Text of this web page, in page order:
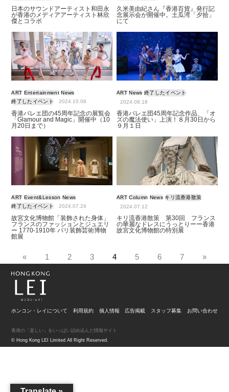
日本のサウンドアーティスト和田永
が香港のメディアアーティスト林欣
傑とコラボ
久米美由紀さん『香港百貨』発行記
念展示会が開催中。土瓜湾「夕拾」
にて
ART Entertainment News
終了したイベント
2024.10.06
香港バレエ団の45周年記念の展覧会
「Glamour and Magic」開催中（10
月20日まで）
ART News 終了したイベント
2024.08.18
香港バレエ団45周年記念作品、「オ
ズの魔法使い」上演！８月30日から
９月１日
ART Event&Lesson News
終了したイベント
2024.07.24
故宮文化博物館「装飾された身体」
フランスのファッションとジュエリ
ー 1770-1910年 パリ装飾芸術博物
館展
ART Column News キリ流香港散策
2024.07.12
キリ流香港散策 第30回 フランス
の華麗なドレスにうっとりーー香港
故宮文化博物館の特別展
« 1 2 3 4 5 6 7 »
ホンコン・レイについて 利用規約 個人情報 広告掲載 スタッフ募集 お問い合わせ
© Hong Kong LEI Limited All Right Reserved.
香港の「楽しい」をいっぱい詰め込んだ情報サイト